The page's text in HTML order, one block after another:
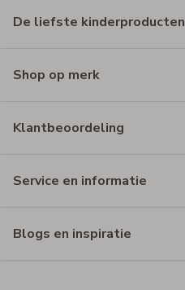
De liefste kinderproducten
Shop op merk
Klantbeoordeling
Service en informatie
Blogs en inspiratie